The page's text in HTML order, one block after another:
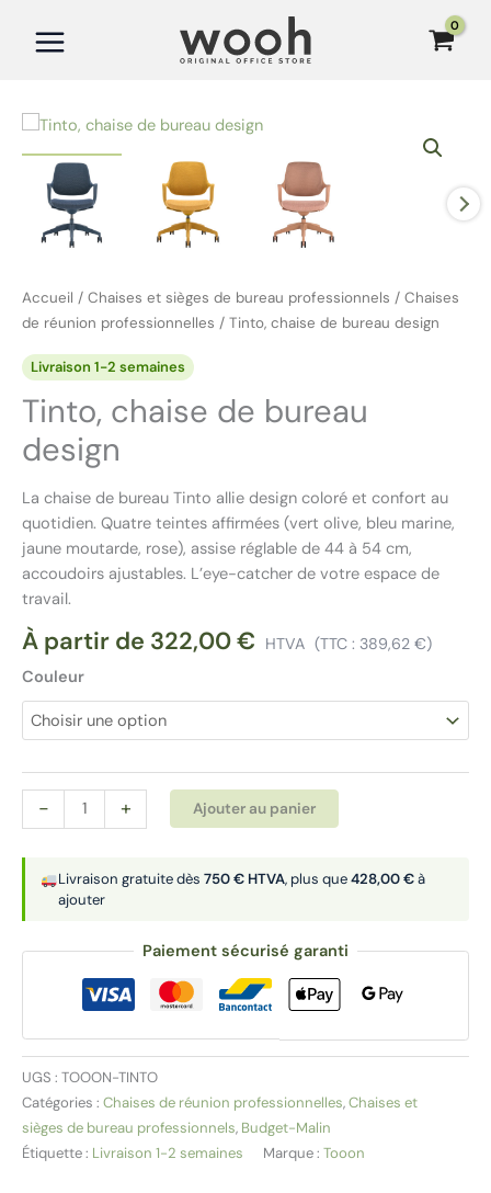
Accueil / Chaises et sièges de bureau professionnels / Chaises
de réunion professionnelles / Tinto, chaise de bureau design
Livraison 1-2 semaines
Tinto, chaise de bureau
design
La chaise de bureau Tinto allie design coloré et confort au
quotidien. Quatre teintes affirmées (vert olive, bleu marine,
jaune moutarde, rose), assise réglable de 44 à 54 cm,
accoudoirs ajustables. L’eye-catcher de votre espace de
travail.
À partir de 322,00€ HTVA (TTC : 389,62 €)
Couleur
-
quantité
de
chaise
bureau
design
+ Ajouter au panier
Paiement sécurisé garanti
UGS : TOOON-TINTO
Catégories : Chaises de réunion professionnelles,Chaises et
sièges de bureau professionnels, Budget-Malin
Étiquette : Livraison 1-2 semaines Marque : Tooon
Livraison gratuite dès750 € HTVA, plus que428,00 €à
ajouter